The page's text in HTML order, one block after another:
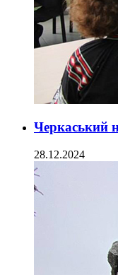
Черкаський
28.12.2024